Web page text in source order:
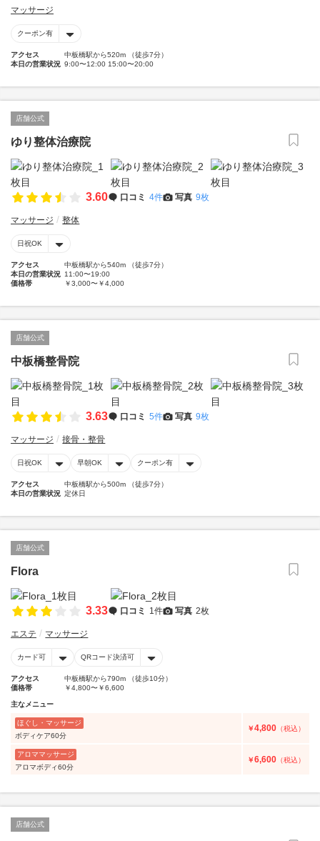
マッサージ
クーポン有
アクセス
中板橋駅から520m （徒歩7分）
本日の営業状況 9:00〜12:00 15:00〜20:00
店舗公式
ゆり整体治療院
3.60 口コミ 4件 写真 9枚
マッサージ 整体
日祝OK
アクセス
中板橋駅から540m （徒歩7分）
本日の営業状況 11:00〜19:00
価格帯
￥3,000〜￥4,000
店舗公式
中板橋整骨院
3.63 口コミ 5件 写真 9枚
マッサージ 接骨・整骨
日祝OK 早朝OK クーポン有
アクセス
中板橋駅から500m （徒歩7分）
本日の営業状況 定休日
店舗公式
Flora
3.33 口コミ 1件 写真 2枚
エステ マッサージ
カード可 QRコード決済可
アクセス
中板橋駅から790m （徒歩10分）
価格帯
￥4,800〜￥6,600
主なメニュー
ほぐし・マッサージ
ボディケア60分
￥4,800 （税込）
アロママッサージ
アロマボディ60分
￥6,600 （税込）
店舗公式